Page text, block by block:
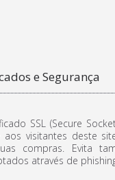
e Segurança
SSL (Secure
aos visitantes deste
compras. Evita
através de